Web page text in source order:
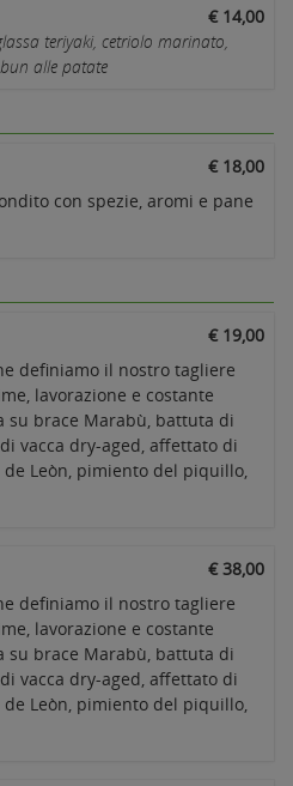
€ 14,00
teriyaki, cetriolo marinato,
alle patate
€ 18,00
con spezie, aromi e pane
€ 19,00
definiamo il nostro tagliere
lavorazione e costante
su brace Marabù, battuta di
vacca dry-aged, affettato di
Leòn, pimiento del piquillo,
€ 38,00
definiamo il nostro tagliere
lavorazione e costante
su brace Marabù, battuta di
vacca dry-aged, affettato di
Leòn, pimiento del piquillo,